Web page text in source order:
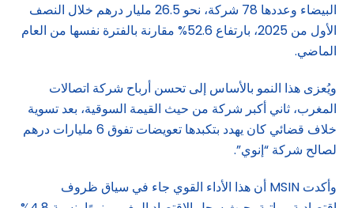
البيضاء وعددها 78 شركة، نحو 26.5 مليار درهم خلال النصف
الأول من 2025، بارتفاع 52.6% مقارنة بالفترة نفسها من العام
الماضي.
ويُعزى هذا النمو بالأساس إلى تحسن أرباح شركة اتصالات
المغرب، ثاني أكبر شركة من حيث القيمة السوقية، بعد تسوية
خلاف قضائي كان يهدد بتكبدها تعويضات تفوق 6 مليارات درهم
لصالح شركة “إنوي”.
وأكدت MSIN أن هذا الأداء القوي جاء في سياق ظروف